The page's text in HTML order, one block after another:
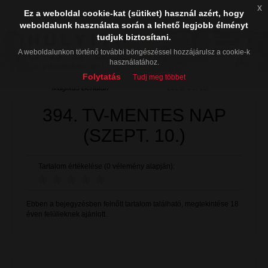
394. TV-MENTES NAP
(SZEPT. 10.)
Tartalom értékelése (0 vélemény alapján):
Ebben a bejegyzésben felnőtt tartalom található, megtekintése 18
éven felülieknek ajánlott.
Ez a weboldal cookie-kat (sütiket) használ azért, hogy
weboldalunk használata során a lehető legjobb élményt
tudjuk biztosítani.
A weboldalunkon történő további böngészéssel hozzájárulsz a cookie-k
használatához.
Folytatás Tudj meg többet
x